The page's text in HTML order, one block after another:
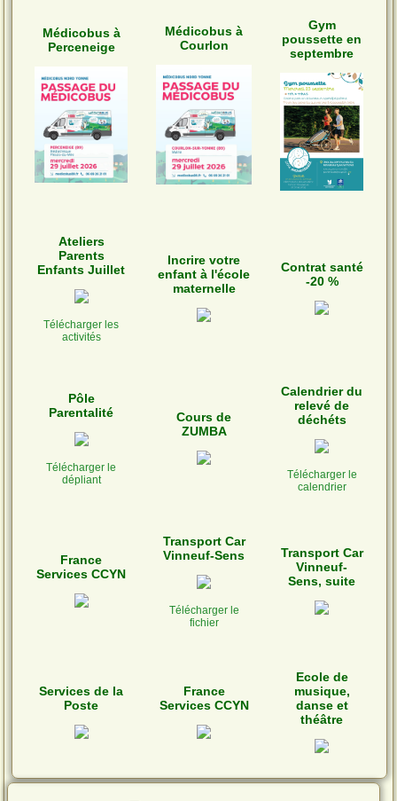
Médicobus à
Perceneige
Médicobus à
Courlon
Gym
poussette en
septembre
Ateliers
Parents
Enfants Juillet
Télécharger les
activités
Incrire votre
enfant à l'école
maternelle
Contrat santé
-20 %
Pôle
Parentalité
Télécharger le
dépliant
Cours de
ZUMBA
Calendrier du
relevé de
déchéts
Télécharger le
calendrier
France
Services CCYN
Transport Car
Vinneuf-Sens
Télécharger le
fichier
Transport Car
Vinneuf-
Sens, suite
Services de la
Poste
France
Services CCYN
Ecole de
musique,
danse et
théâtre